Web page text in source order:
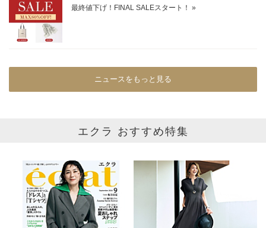
ニュースをもっと見る
エクラ おすすめ特集